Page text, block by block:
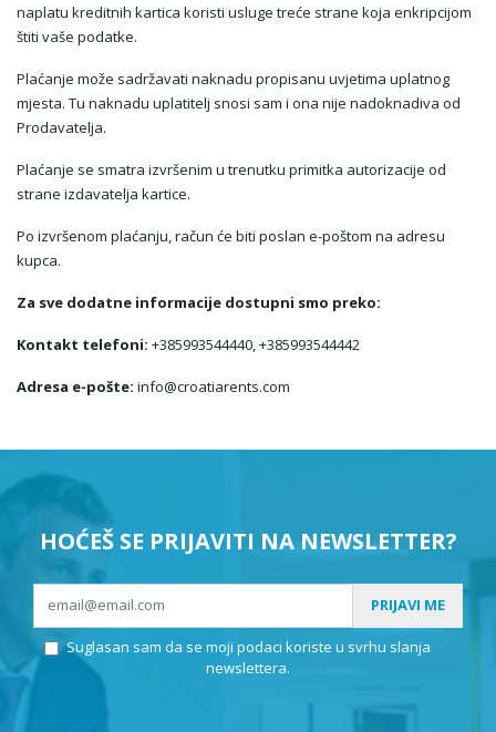
naplatu kreditnih kartica koristi usluge treće strane koja enkripcijom
štiti vaše podatke.
Plaćanje može sadržavati naknadu propisanu uvjetima uplatnog
mjesta. Tu naknadu uplatitelj snosi sam i ona nije nadoknadiva od
Prodavatelja.
Plaćanje se smatra izvršenim u trenutku primitka autorizacije od
strane izdavatelja kartice.
Po izvršenom plaćanju, račun će biti poslan e-poštom na adresu
kupca.
Za sve dodatne informacije dostupni smo preko:
Kontakt telefoni: +385993544440, +385993544442
Adresa e-pošte: info@croatiarents.com
HOĆEŠ SE PRIJAVITI NA NEWSLETTER?
PRIJAVI ME
Suglasan sam da se moji podaci koriste u svrhu slanja
newslettera.